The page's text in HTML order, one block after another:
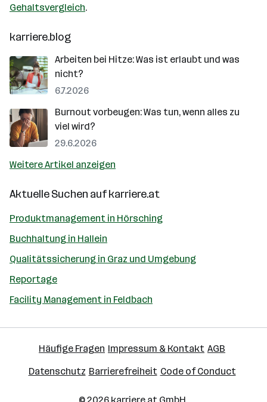
Gehaltsvergleich.
karriere.blog
Arbeiten bei Hitze: Was ist erlaubt und was
nicht?
6.7.2026
Burnout vorbeugen: Was tun, wenn alles zu
viel wird?
29.6.2026
Weitere Artikel anzeigen
Aktuelle Suchen aufkarriere.at
Produktmanagement in Hörsching
Buchhaltung in Hallein
Qualitätssicherung in Graz und Umgebung
Reportage
Facility Management in Feldbach
Häufige Fragen Impressum & Kontakt AGB
Datenschutz Barrierefreiheit Code of Conduct